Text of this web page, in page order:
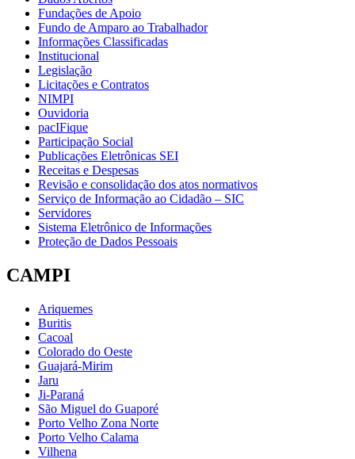
Fundações de Apoio
Fundo de Amparo ao Trabalhador
Informações Classificadas
Institucional
Legislação
Licitações e Contratos
NIMPI
Ouvidoria
pacIFique
Participação Social
Publicações Eletrônicas SEI
Receitas e Despesas
Revisão e consolidação dos atos normativos
Serviço de Informação ao Cidadão – SIC
Servidores
Sistema Eletrônico de Informações
Proteção de Dados Pessoais
CAMPI
Ariquemes
Buritis
Cacoal
Colorado do Oeste
Guajará-Mirim
Jaru
Ji-Paraná
São Miguel do Guaporé
Porto Velho Zona Norte
Porto Velho Calama
Vilhena